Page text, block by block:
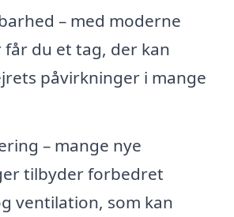
– med moderne
du et tag, der kan
påvirkninger i mange
– mange nye
tilbyder forbedret
ventilation, som kan